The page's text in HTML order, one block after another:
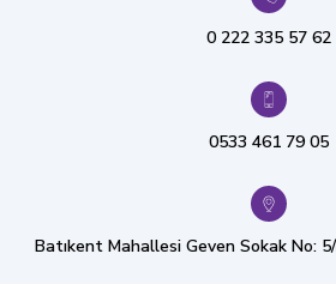
0 222 335 57 62
0533 461 79 05
Batıkent Mahallesi Geven Sokak No: